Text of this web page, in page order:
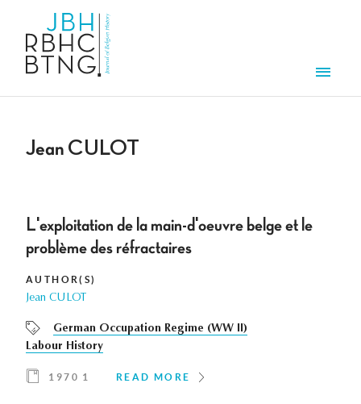
Jean CULOT
L'exploitation de la main-d'oeuvre belge et le
problème des réfractaires
AUTHOR(S)
Jean CULOT
German Occupation Regime (WW II)
Labour History
1970 1 READ MORE